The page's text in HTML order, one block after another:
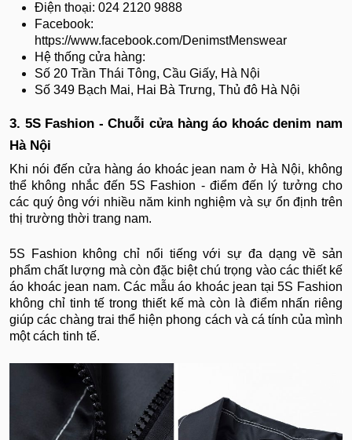
Điện thoại: 024 2120 9888
Facebook:
https://www.facebook.com/DenimstMenswear
Hệ thống cửa hàng:
Số 20 Trần Thái Tông, Cầu Giấy, Hà Nội
Số 349 Bạch Mai, Hai Bà Trưng, Thủ đô Hà Nội
3. 5S Fashion - Chuỗi cửa hàng áo khoác denim nam
Hà Nội
Khi nói đến cửa hàng áo khoác jean nam ở Hà Nội, không
thể không nhắc đến 5S Fashion - điểm đến lý tưởng cho
các quý ông với nhiều năm kinh nghiệm và sự ổn định trên
thị trường thời trang nam.
5S Fashion không chỉ nổi tiếng với sự đa dạng về sản
phẩm chất lượng mà còn đặc biệt chú trọng vào các thiết kế
áo khoác jean nam. Các mẫu áo khoác jean tại 5S Fashion
không chỉ tinh tế trong thiết kế mà còn là điểm nhấn riêng
giúp các chàng trai thể hiện phong cách và cá tính của mình
một cách tinh tế.